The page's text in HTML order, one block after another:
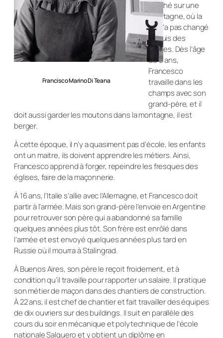
Francisco Marino Di Teana
perché sur une
montagne, où la
vie n’a pas changé
depuis des
siècles. Dès l’âge
de 5 ans,
Francesco
travaille dans les
champs avec son
grand-père, et il
doit aussi garder les moutons dans la montagne, il est
berger.
À cette époque, il n’y a quasiment pas d’école, les enfants
ont un maitre, ils doivent apprendre les métiers. Ainsi,
Francesco apprend à forger, repeindre les fresques des
églises, faire de la maçonnerie.
À 16 ans, l’Italie s’allie avec l’Allemagne, et Francesco doit
partir à l’armée. Mais son grand-père l’envoie en Argentine
pour retrouver son père qui a abandonné sa famille
quelques années plus tôt. Son frère est enrôlé dans
l’armée et est envoyé quelques années plus tard en
Russie où il mourra à Stalingrad.
À Buenos Aires, son père le reçoit froidement, et à
condition qu’il travaille pour rapporter un salaire. Il pratique
son métier de maçon dans des chantiers de construction.
À 22 ans, il est chef de chantier et fait travailler des équipes
de dix ouvriers sur des buildings. Il suit en parallèle des
cours du soir en mécanique et polytechnique de l’école
nationale Salguero et y obtient un diplôme en